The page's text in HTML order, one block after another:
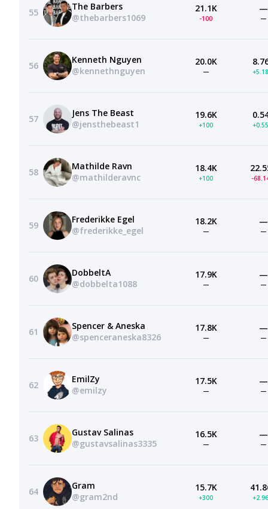
55
The Barbers
@thebarbers1069
21.1K
-100
—
—
56
Kenneth Nguyen
@kennethnguyen
20.0K
—
57
Jens The Beast
@jensthebeast1
19.6K
+100
58
Mathilde Ravn
@mathilderavnc
18.4K
+100 -
59
Frederikke Egel
@frederikke_egel
18.2K
—
—
—
60
DobbeltA
@dobbelta1088
17.9K
—
—
—
61
Spencer & Aneska
@spenceraneska8326
17.8K
—
—
—
62
EmilZy
@emilzy
17.5K
—
—
—
63
Gustav Salinas
@gustavsalinas3335
16.5K
—
—
—
64
Gram
@gram2nd
15.7K
+300